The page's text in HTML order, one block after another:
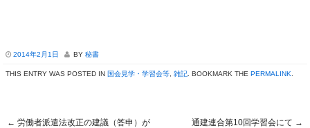
2014年2月1日 BY 秘書
THIS ENTRY WAS POSTED IN 国会見学・学習会等 雑記 . BOOKMARK THE PERMALINK
← 労働者派遣法改正の建議（答申）が
通建連合第10回学習会にて →